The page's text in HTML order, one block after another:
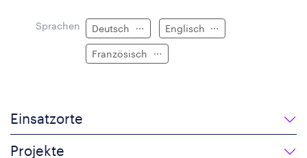
Sprachen Deutsch Englisch
Französisch
Einsatzorte
Projekte